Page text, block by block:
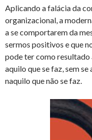
Aplicando a falácia da
organizacional, a
a se comportarem da
sermos positivos e que
pode ter como
aquilo que se faz, sem
naquilo que não se faz.